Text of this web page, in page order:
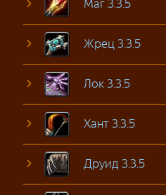
Маг 3.3.5
Жрец 3.3.5
Лок 3.3.5
Хант 3.3.5
Друид 3.3.5